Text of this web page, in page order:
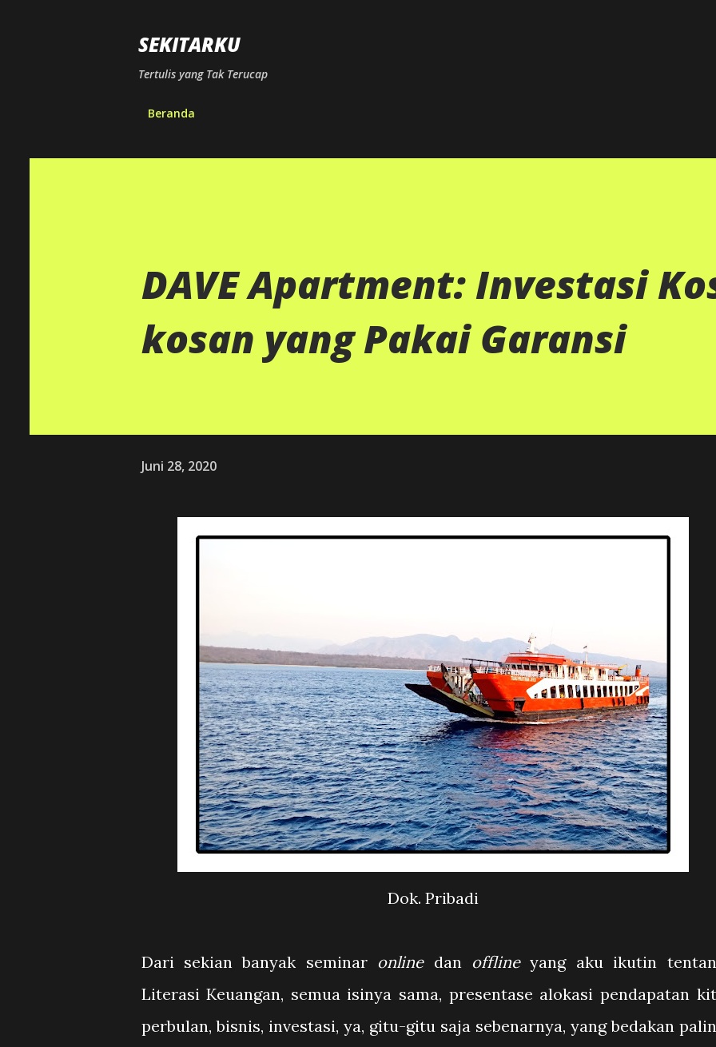
SEKITARKU
Tertulis yang Tak Terucap
Beranda
DAVE Apartment: Investasi
kosan yang Pakai Garansi
Juni 28, 2020
Dok. Pribadi
Dari sekian banyak seminar onlinedan offlineyang aku ikutin
Literasi Keuangan, semua isinya sama, presentase alokasi pendapatan
perbulan, bisnis, investasi, ya, gitu-gitu saja sebenarnya, yang bedakan